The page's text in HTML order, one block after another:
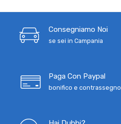
Consegniamo Noi
se sei in Campania
Paga Con Paypal
bonifico e contrassegno